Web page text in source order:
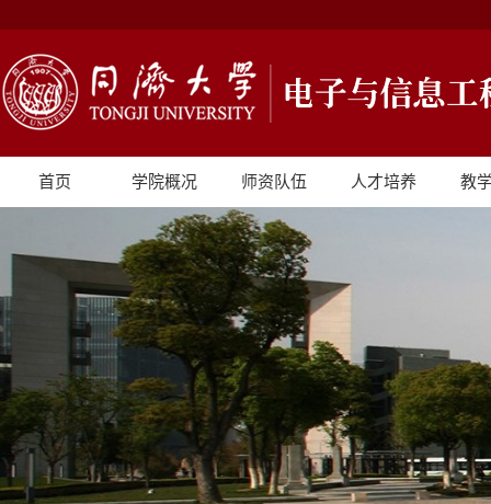
首页 学院概况 师资队伍 人才培养 教